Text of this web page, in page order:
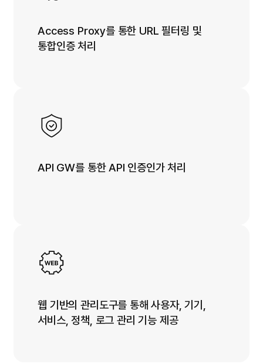
Access Proxy를 통한 URL 필터링 및
통합인증 처리
API GW를 통한 API 인증인가 처리
웹 기반의 관리도구를 통해 사용자, 기기,
서비스, 정책, 로그 관리 기능 제공